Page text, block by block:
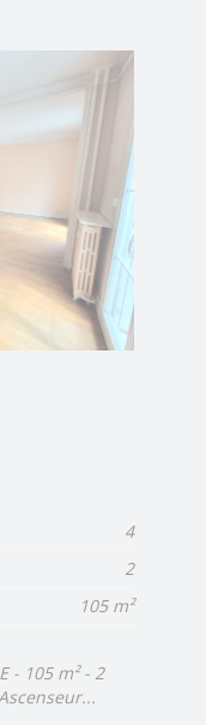
4
2
105 m²
- 105 m² - 2